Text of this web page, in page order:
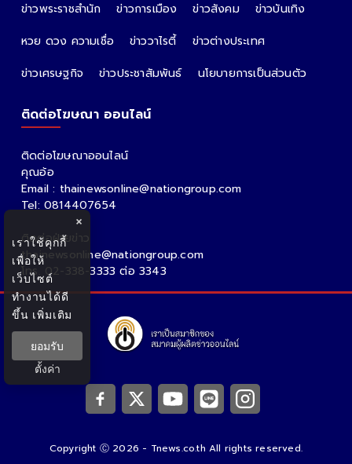
ข่าวพระราชสำนัก ข่าวการเมือง ข่าวสังคม
ข่าวบันเทิง
หวย ดวง ความเชื่อ
ข่าววาไรตี้
ข่าวต่างประเทศ
ข่าวเศรษฐกิจ
ข่าวประชาสัมพันธ์ นโยบายการเป็นส่วนตัว
ติดต่อโฆษณา ออนไลน์
ติดต่อโฆษณาออนไลน์
คุณอ้อ
Email : thainewsonline@nationgroup.com
Tel: 0814407654
ติดต่อฝ่ายข่าว
thainewsonline@nationgroup.com
โทร. 02-338-3333 ต่อ 3343
Copyright Ⓒ 2026 - Tnews.co.th All rights reserved.
×
เราใช้คุกกี้
เพื่อให้
เว็บไซต์
ทำงานได้ดี
ขึ้น เพิ่มเติม
ยอมรับ
ตั้งค่า